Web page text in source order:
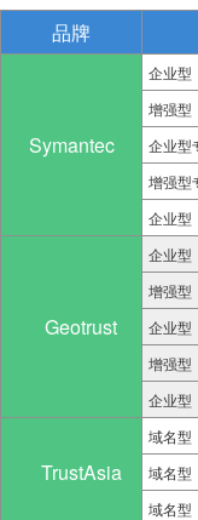
品牌
Symantec
企业型
增强型
企业型
增强型
企业型
Geotrust
企业型
增强型
企业型
增强型
企业型
TrustAsia
域名型
域名型
域名型